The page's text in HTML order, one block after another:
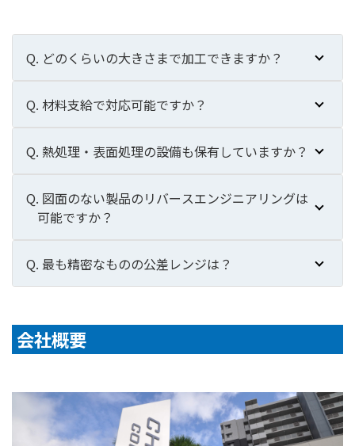
Q. どのくらいの大きさまで加工できますか？
Q. 材料支給で対応可能ですか？
Q. 熱処理・表面処理の設備も保有していますか？
Q. 図面のない製品のリバースエンジニアリングは
可能ですか？
Q. 最も精密なものの公差レンジは？
会社概要